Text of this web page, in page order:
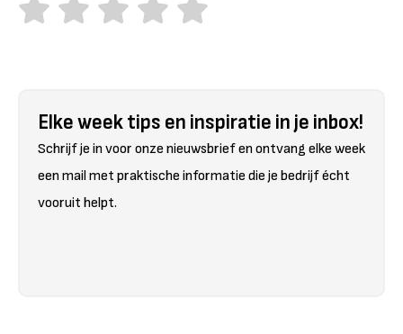
Elke week tips en inspiratie in je inbox!
Schrijf je in voor onze nieuwsbrief en ontvang elke week
een mail met praktische informatie die je bedrijf écht
vooruit helpt.